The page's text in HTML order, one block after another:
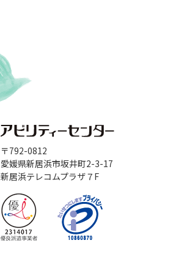
〒792-0812
愛媛県新居浜市坂井町2-3-17
新居浜テレコムプラザ７F